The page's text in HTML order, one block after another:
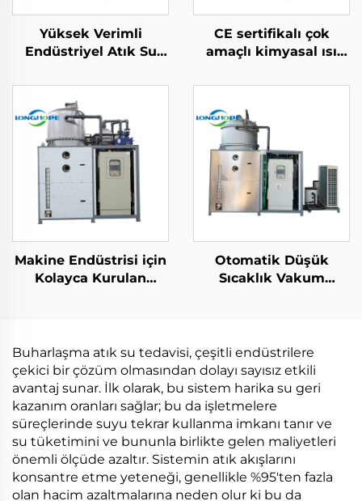
Yüksek Verimli
Endüstriyel Atık Su
Konsantre Sıvı İşleme
Buharlaştırma
Kristalleşme Ekipmanı
CE sertifikalı çok
amaçlı kimyasal ısı
çıkarma
kristalleştirme
makinesi
Makine Endüstrisi için
Kolayca Kurulan
Buharlaştırıcı
Otomatik Düşük
Sıcaklık Vakum
Atık Su Tedariği
Makinesi
Buharlaşma atık su tedavisi, çeşitli endüstrilere
çekici bir çözüm olmasından dolayı sayısız etkili
avantaj sunar. İlk olarak, bu sistem harika su geri
kazanım oranları sağlar; bu da işletmelere
süreçlerinde suyu tekrar kullanma imkanı tanır ve
su tüketimini ve bununla birlikte gelen maliyetleri
önemli ölçüde azaltır. Sistemin atık akışlarını
konsantre etme yeteneği, genellikle %95'ten fazla
olan hacim azaltmalarına neden olur ki bu da